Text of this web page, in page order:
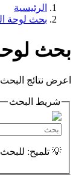
الرئيسية
بحث لوحة
بحث
اعرض نتائج
شريط البحث
💡 تلميح: